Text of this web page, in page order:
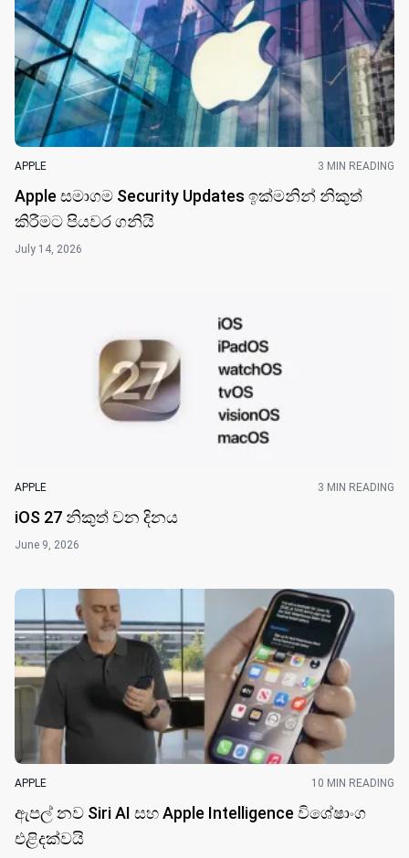
APPLE 3 MIN READING
Apple සමාගම Security Updates ඉක්මනින් නිකුත්
කිරීමට පියවර ගනියි
July 14, 2026
APPLE 3 MIN READING
iOS 27 නිකුත් වන දින​ය
June 9, 2026
APPLE 10 MIN READING
ඇපල් නව Siri AI සහ Apple Intelligence විශේෂාංග
එළිදක්වයි